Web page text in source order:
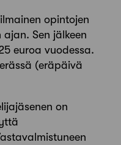
opintojen
ajan. Sen jälkeen
euroa vuodessa.
(eräpäivä
on